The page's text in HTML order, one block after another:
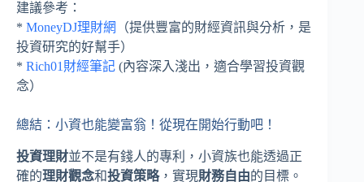
建議參考：
* MoneyDJ理財網
（提供豐富的財經資訊與分析，是
投資研究的好幫手）
* Rich01財經筆記 (內容深入淺出，適合學習投資觀
念）
總結：小資也能變富翁！從現在開始行動吧！
投資理財並不是有錢人的專利，小資族也能透過正
確的理財觀念和投資策略，實現財務自由的目標。